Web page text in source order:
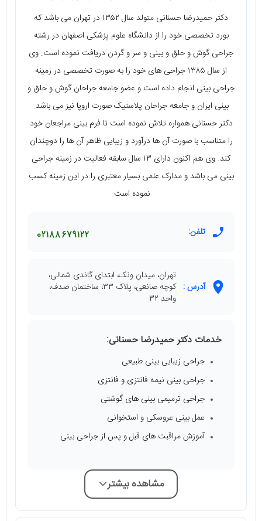
دکتر حمیدرضا حسنانی متولد سال ۱۳۵۲ در تهران می‌ باشد که
بورد تخصصی خود را از دانشگاه علوم پزشکی اصفهان در رشته
جراحی گوش و حلق و بینی و سر و گردن دریافت نموده است. وی
از سال ۱۳۸۵ جراحی‌ های خود را به صورت تخصصی در زمینه
جراحی بینی انجام داده است و عضو جامعه جراحان گوش و حلق و
بینی ایران و جامعه جراحان پلاستیک صورت اروپا نیز می‌ باشد.
دکتر حسنانی همواره تلاش نموده است تا فرم بینی مراجعان خود
را متناسب با صورت آن ها درآورد و زیبایی ظاهر آن ها را دوچندان
کند. وی هم اکنون دارای ۱۳ سال سابقه فعالیت در زمینه جراحی
بینی می‌ باشد و مدارک علمی بسیار معتبری را در این زمینه کسب
نموده است.
تلفن: 02188679122
آدرس :
تهران، میدان ونک، ابتدای گاندی شمالی،
کوچه صانعی، پلاک ۳۳، ساختمان صدف،
واحد ۳۲
خدمات دکتر حمیدرضا حسنانی:
جراحی زیبایی بینی طبیعی
جراحی بینی نیمه فانتزی و فانتزی
جراحی ترمیمی بینی‌ های گوشتی
عمل بینی عروسکی و استخوانی
آموزش مراقبت‌ های قبل و پس از جراحی بینی
مشاهده بیشتر